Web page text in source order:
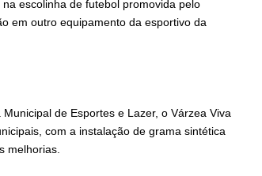
escolinha de futebol promovida pelo
em outro equipamento da esportivo da
de Esportes e Lazer, o Várzea Viva
com a instalação de grama sintética
melhorias.